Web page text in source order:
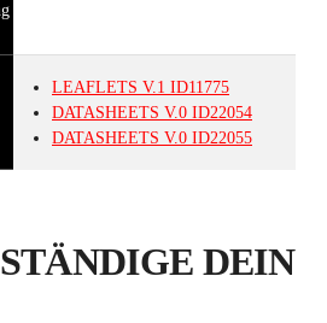
LEAFLETS V.1 ID11775
DATASHEETS V.0 ID22054
DATASHEETS V.0 ID22055
DEIN